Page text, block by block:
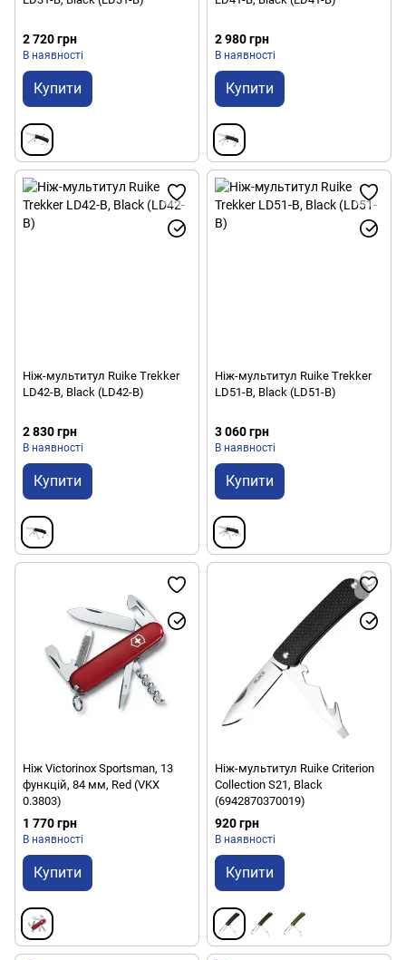
2 720 грн
В наявності
Купити
2 980 грн
В наявності
Купити
Ніж-мультитул Ruike Trekker
LD42-B, Black (LD42-B)
2 830 грн
В наявності
Купити
Ніж-мультитул Ruike Trekker
LD51-B, Black (LD51-B)
3 060 грн
В наявності
Купити
Ніж Victorinox Sportsman, 13
функцій, 84 мм, Red (VKX
0.3803)
1 770 грн
В наявності
Купити
Ніж-мультитул Ruike Criterion
Collection S21, Black
(6942870370019)
920 грн
В наявності
Купити